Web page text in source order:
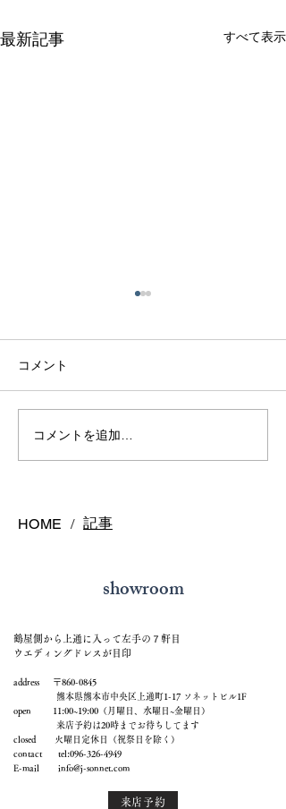
最新記事 すべて表示
アクアマリンリング
コメント
コメントを追加…
HOME / 記事
showroom
鶴屋側から上通に入って左手の７軒目
ウエディングドレスが目印
address 〒860-0845
熊本県熊本市中央区上通町1-17 ソネットビル1F
open 11:00~19:00（月曜日、水曜日~金曜日）
来店予約は20時までお待ちしてます
closed 火曜日定休日（祝祭日を除く）
contact tel:096-326-4949
E-mail info@j-sonnet.com
来店予約